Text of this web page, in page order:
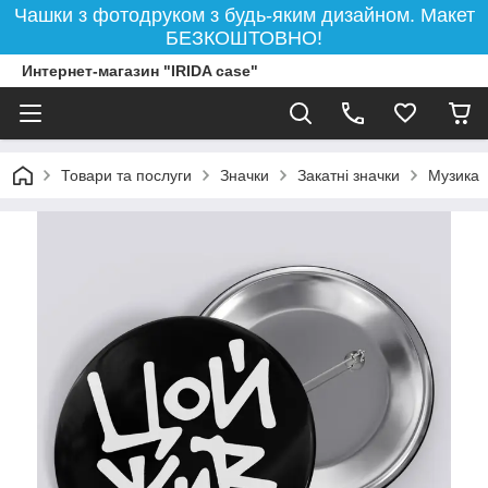
Чашки з фотодруком з будь-яким дизайном. Макет
БЕЗКОШТОВНО!
Интернет-магазин "IRIDA case"
Товари та послуги Значки Закатні значки Музика